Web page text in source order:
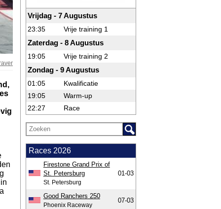
Vrijdag - 7 Augustus
23:35 Vrije training 1
Zaterdag - 8 Augustus
19:05 Vrije training 2
Zondag - 9 Augustus
01:05
Kwalificatie
19:05
Warm-up
22:27
Race
Races 2026
Firestone Grand Prix of
St. Petersburg
St. Petersburg
01-03
Good Ranchers 250
Phoenix Raceway
07-03